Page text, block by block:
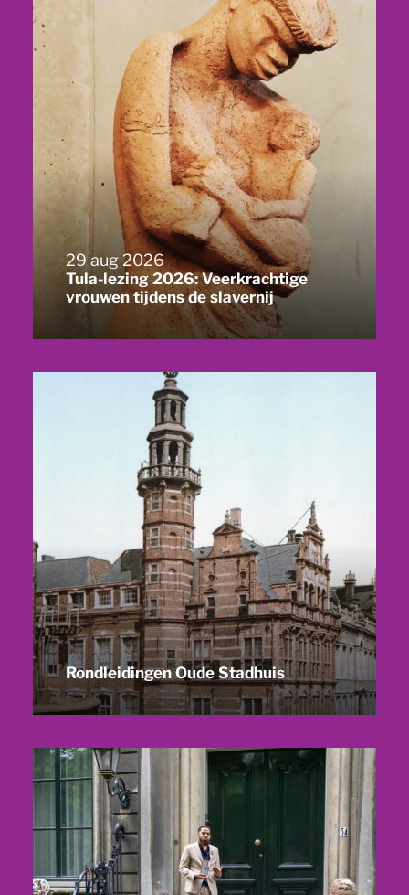
29 aug 2026
Tula-lezing 2026: Veerkrachtige
vrouwen tijdens de slavernij
Rondleidingen Oude Stadhuis